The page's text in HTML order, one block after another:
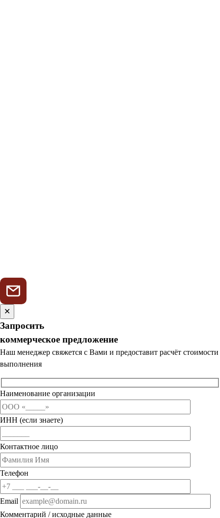
✕
Запросить
коммерческое предложение
Наш менеджер свяжется с Вами и предоставит расчёт стоимости
выполнения
Наименование организации
ИНН (если знаете)
Контактное лицо
Телефон
Email
Комментарий / исходные данные